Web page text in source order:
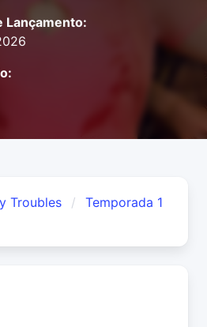
Lançamento:
Troubles
Temporada 1